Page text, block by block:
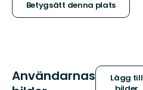
stjärnor
Betygsätt denna plats
Användarnas
Lägg till